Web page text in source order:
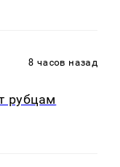
8 часов назад
рубцам